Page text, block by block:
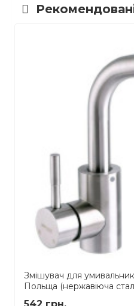
Змішувач для
Польща (нержавіюча